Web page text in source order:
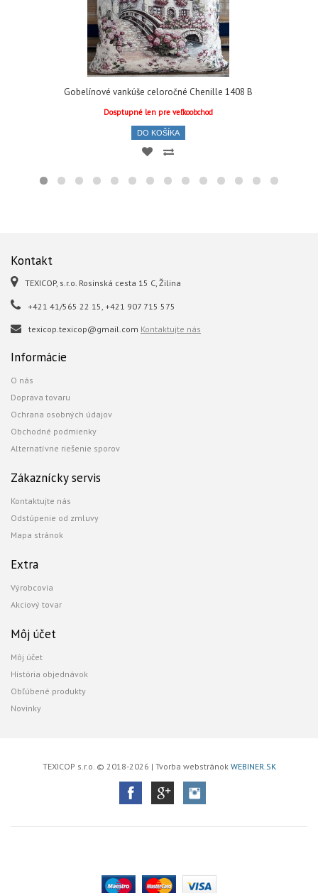
Gobelínové vankúše celoročné Chenille 1408 B
Dosptupné len pre veľkoobchod
DO KOŠÍKA
Kontakt
TEXICOP, s.r.o. Rosinská cesta 15 C, Žilina
+421 41/565 22 15, +421 907 715 575
texicop.texicop@gmail.com Kontaktujte nás
Informácie
O nás
Doprava tovaru
Ochrana osobných údajov
Obchodné podmienky
Alternatívne riešenie sporov
Zákaznícky servis
Kontaktujte nás
Odstúpenie od zmluvy
Mapa stránok
Extra
Výrobcovia
Akciový tovar
Môj účet
Môj účet
História objednávok
Obľúbené produkty
Novinky
TEXICOP s.r.o. © 2018-2026 | Tvorba webstránok WEBINER.SK